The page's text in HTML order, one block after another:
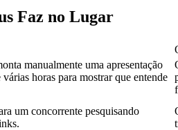
Faz no Lugar
manualmente uma apresentação
horas para mostrar que entende
um concorrente pesquisando